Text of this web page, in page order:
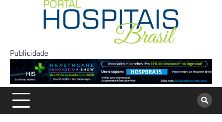
Publicidade